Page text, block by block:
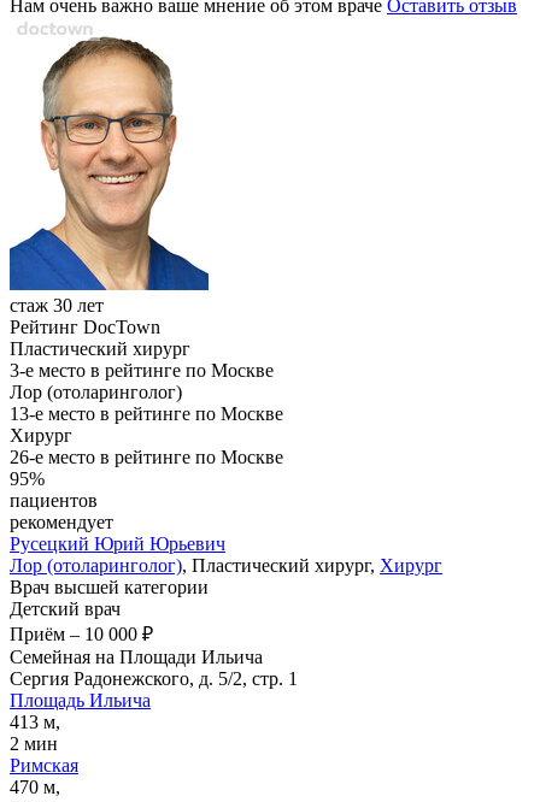
Нам очень важно ваше мнение об этом враче Оставить отзыв
стаж 30 лет
Рейтинг DocTown
Пластический хирург
3-е место в рейтинге по Москве
Лор (отоларинголог)
13-е место в рейтинге по Москве
Хирург
26-е место в рейтинге по Москве
95%
пациентов
рекомендует
Русецкий Юрий Юрьевич
Лор (отоларинголог), Пластический хирург, Хирург
Врач высшей категории
Детский врач
Приём – 10 000 ₽
Семейная на Площади Ильича
Сергия Радонежского, д. 5/2, стр. 1
Площадь Ильича
413 м,
2 мин
Римская
470 м,